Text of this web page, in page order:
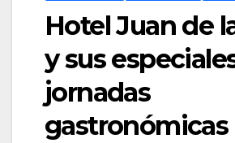
Hotel Juan de
y sus
jornadas
gastronómicas